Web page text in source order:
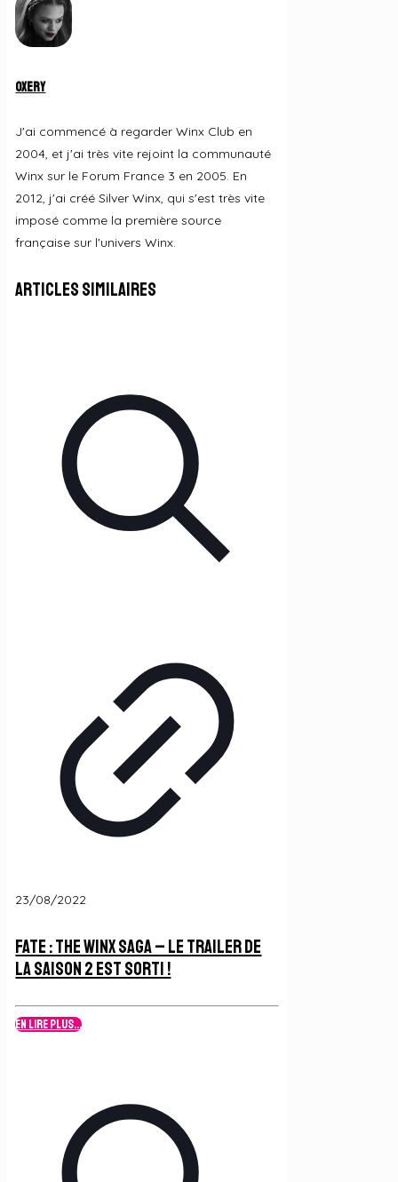
Oxery
J'ai commencé à regarder Winx Club en
2004, et j'ai très vite rejoint la communauté
Winx sur le Forum France 3 en 2005. En
2012, j'ai créé Silver Winx, qui s'est très vite
imposé comme la première source
française sur l'univers Winx.
Articles similaires
23/08/2022
Fate : The Winx Saga – Le Trailer de
la Saison 2 est sorti !
En lire plus...